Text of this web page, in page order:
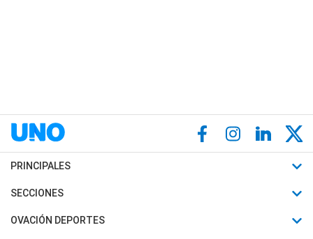
PRINCIPALES
Últimas Noticias
Política
SECCIONES
Horóscopo
OVACIÓN DEPORTES